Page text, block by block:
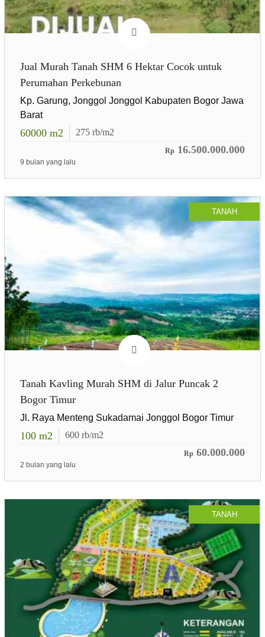
Jual Murah Tanah SHM 6 Hektar Cocok untuk
Perumahan Perkebunan
Kp. Garung, Jonggol Jonggol Kabupaten Bogor Jawa
Barat
60000 m2 275 rb/m2
Rp 16.500.000.000
9 bulan yang lalu
TANAH
Tanah Kavling Murah SHM di Jalur Puncak 2
Bogor Timur
Jl. Raya Menteng Sukadamai Jonggol Bogor Timur
100 m2 600 rb/m2
Rp 60.000.000
2 bulan yang lalu
TANAH